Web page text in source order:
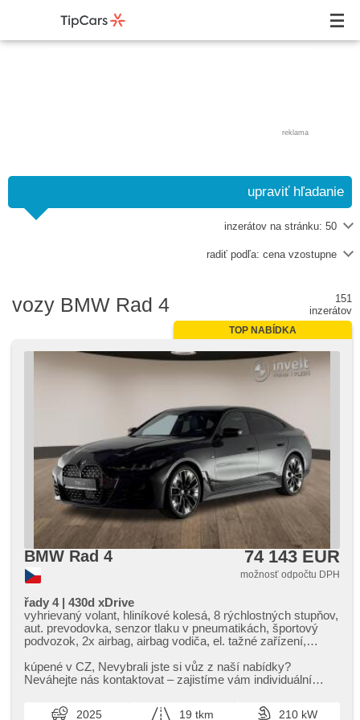
reklama
upraviť hľadanie
inzerátov na stránku: 50
radiť podľa: cena vzostupne
vozy BMW Rad 4
151
inzerátov
TOP NABÍDKA
BMW Rad 4 74 143 EUR
možnosť odpočtu DPH
řady 4 | 430d xDrive
vyhrievaný volant, hliníkové kolesá, 8 rýchlostných stupňov,
aut. prevodovka, senzor tlaku v pneumatikách, športový
podvozok, 2x airbag, airbag vodiča, el. tažné zařízení,
zrkadlá, vyhrievané trysky ostrekovačov čelného skla,
vyhrievané zrkadlá, pamäť nastavenia sedadla vodiča, el.
nastaviteľné sedadlá, vyhrievané sedadlá, ambientné
kúpené v CZ,​ Nevybrali jste si vůz z naší nabídky?
Neváhejte nás kontaktovat – zajistíme vám individuální
2025 19 tkm
210 kW